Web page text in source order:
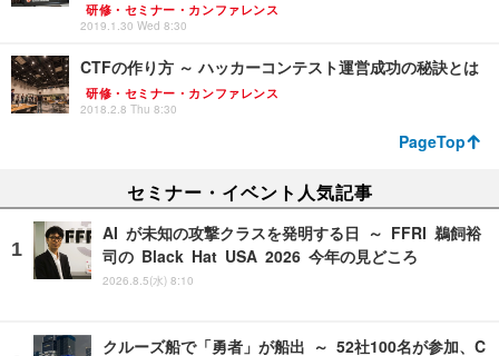
研修・セミナー・カンファレンス
2019.1.30 Wed 8:30
CTFの作り方 ～ ハッカーコンテスト運営成功の秘訣とは
研修・セミナー・カンファレンス
2018.2.8 Thu 8:30
PageTop
セミナー・イベント人気記事
AI が未知の攻撃クラスを発明する日 ～ FFRI 鵜飼裕
司の Black Hat USA 2026 今年の見どころ
2026.8.5(水) 8:10
クルーズ船で「勇者」が船出 ～ 52社100名が参加、C